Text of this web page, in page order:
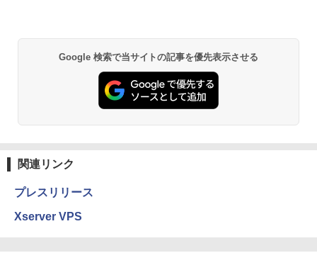
Google 検索で当サイトの記事を優先表示させる
関連リンク
プレスリリース
Xserver VPS